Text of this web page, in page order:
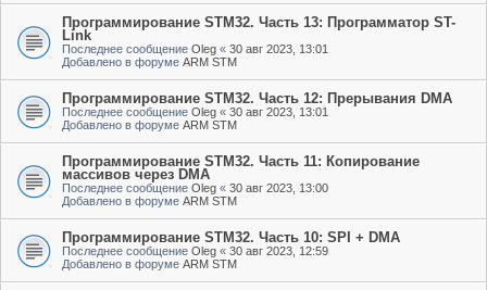
Программирование STM32. Часть 13: Программатор ST-
Link
Последнее сообщение Oleg « 30 авг 2023, 13:01
Добавлено в форуме ARM STM
Программирование STM32. Часть 12: Прерывания DMA
Последнее сообщение Oleg « 30 авг 2023, 13:01
Добавлено в форуме ARM STM
Программирование STM32. Часть 11: Копирование
массивов через DMA
Последнее сообщение Oleg « 30 авг 2023, 13:00
Добавлено в форуме ARM STM
Программирование STM32. Часть 10: SPI + DMA
Последнее сообщение Oleg « 30 авг 2023, 12:59
Добавлено в форуме ARM STM